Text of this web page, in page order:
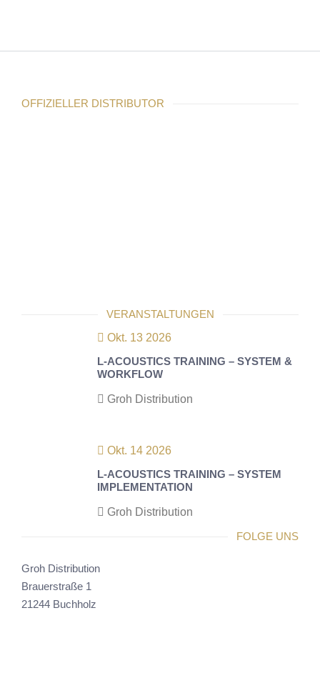
OFFIZIELLER DISTRIBUTOR
VERANSTALTUNGEN
Okt. 13 2026
L-ACOUSTICS TRAINING – SYSTEM &
WORKFLOW
Groh Distribution
Okt. 14 2026
L-ACOUSTICS TRAINING – SYSTEM
IMPLEMENTATION
Groh Distribution
FOLGE UNS
Groh Distribution
Brauerstraße 1
21244 Buchholz